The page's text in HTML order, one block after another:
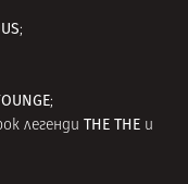
;
;
легенди THE THE и